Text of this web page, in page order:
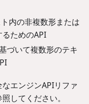
内の非複数形または
ためのAPI
づいて複数形のテキ
エンジンAPIリファ
照してください。